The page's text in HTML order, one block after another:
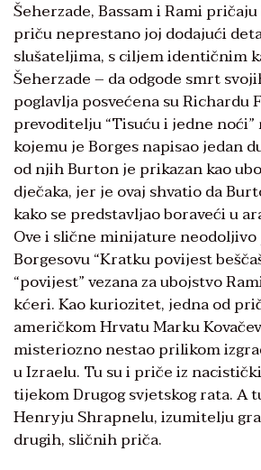
Šeherzade, Bassam i Rami
priču neprestano joj dodajući
slušateljima, s ciljem identičnim
Šeherzade – da odgode smrt
poglavlja posvećena su Richardu
prevoditelju “Tisuću i jedne noći”
kojemu je Borges napisao jedan
od njih Burton je prikazan kao
dječaka, jer je ovaj shvatio da
kako se predstavljao boraveći u
Ove i slične minijature neodoljivo
Borgesovu “Kratku povijest
“povijest” vezana za ubojstvo
kćeri. Kao kuriozitet, jedna od
američkom Hrvatu Marku
misteriozno nestao prilikom
u Izraelu. Tu su i priče iz
tijekom Drugog svjetskog rata. A
Henryju Shrapnelu, izumitelju
drugih, sličnih priča.